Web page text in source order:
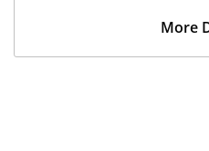
More